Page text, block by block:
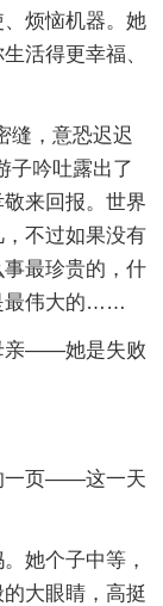
烦恼机器。她
活得更幸福、
缝，意恐迟迟
子吟吐露出了
来回报。世界
不过如果没有
最珍贵的，什
最伟大的……
亲——她是失败
一页——这一天
她个子中等，
大眼睛，高挺